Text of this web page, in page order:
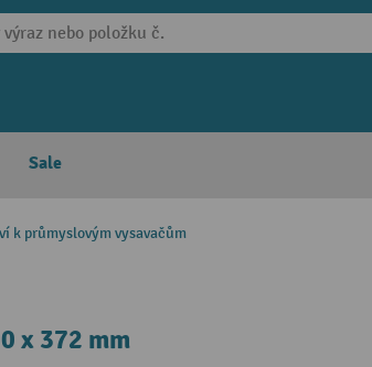
Sale
k průmyslovým vysavačům
x 372 mm